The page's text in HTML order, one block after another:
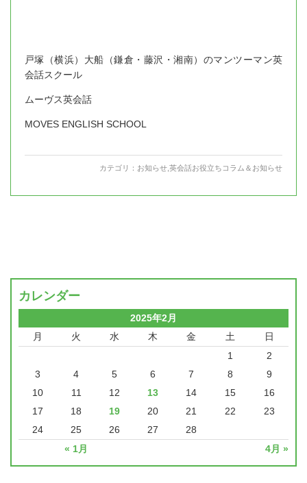
戸塚（横浜）大船（鎌倉・藤沢・湘南）のマンツーマン英
会話スクール
ムーヴス英会話
MOVES ENGLISH SCHOOL
カテゴリ： お知らせ 英会話お役立ちコラム＆お知らせ
カレンダー
2025年2月
月
火 水 木 金 土 日
« 1月 4月 »
1
2
3
4 5 6 7 8
9
10
11 12 13 14 15
16
17
18 19 20 21 22
23
24
25 26 27 28